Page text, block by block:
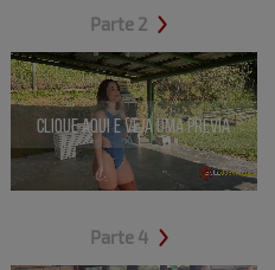
Parte 2
Clique aqui e veja uma prévia
Parte 4